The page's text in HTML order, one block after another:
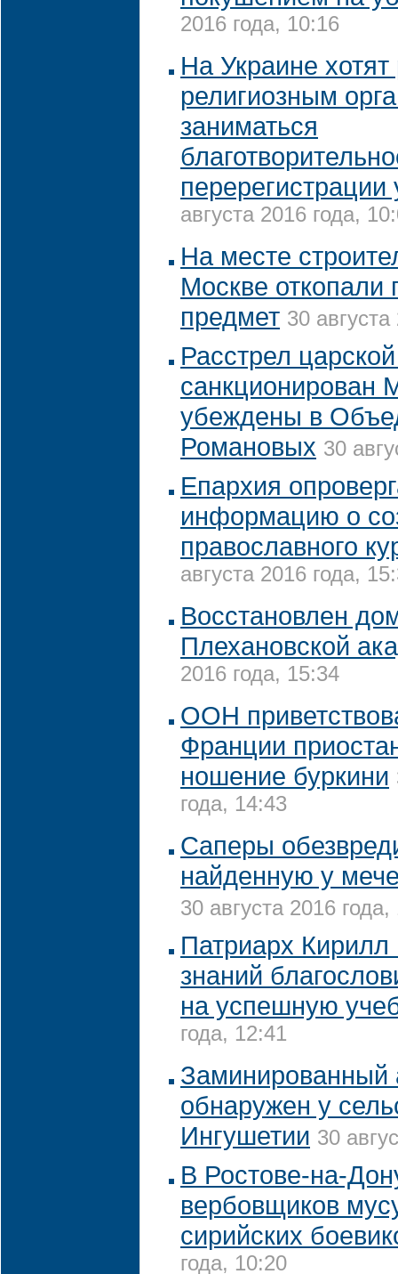
2016 года, 10:16
На Украине
религиозным
заниматься
перерегистрации
августа 2016 года,
На месте
Москве
предмет 30
Расстрел
санкционирован
убеждены в
Романовых 30
Епархия
информацию о
православного
августа 2016 года,
Восстановлен
Плехановской
2016 года, 15:34
ООН
Франции
ношение буркини
года, 14:43
Саперы
найденную у
30 августа 2016
Патриарх
знаний
на успешную
года, 12:41
Заминированный
обнаружен у
Ингушетии 30
В Ростове-на-
вербовщиков
сирийских
года, 10:20